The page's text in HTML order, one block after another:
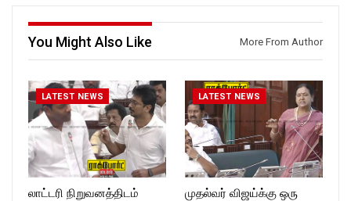
Follow us on:
https://twitter.com/ROCKFOR
Follow us on:
https://twitter.com/ROCKFOR
You Might Also Like More From Author
LATEST NEWS
லாட்டரி நிறுவனத்திடம்
LATEST NEWS
முதல்வர் விஜய்க்கு ஒரு